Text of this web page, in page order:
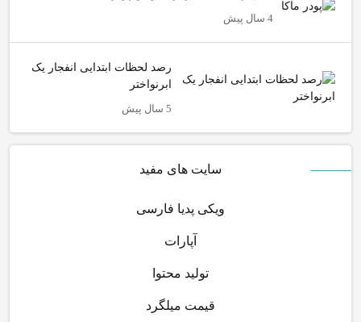
4 سال پیش
رصد لحظات ابتدایی انفجار یک
ابرنواختر
5 سال پیش
سایت های مفید
ویکی پدیا فارسی
آپارات
تولید محتوا
قیمت میلگرد